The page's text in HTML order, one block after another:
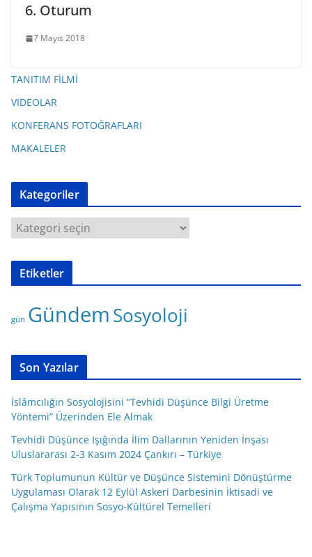
6. Oturum
7 Mayıs 2018
TANITIM FİLMİ
VIDEOLAR
KONFERANS FOTOĞRAFLARI
MAKALELER
Kategoriler
t
e
r
Etiketler
gün GündemSosyoloji
Son Yazılar
İslâmcılığın Sosyolojisini “Tevhidi Düşünce Bilgi Üretme
Yöntemi” Üzerinden Ele Almak
Tevhidi Düşünce Işığında İlim Dallarının Yeniden İnşası
Uluslararası 2-3 Kasım 2024 Çankırı – Türkiye
Türk Toplumunun Kültür ve Düşünce Sistemini Dönüştürme
Uygulaması Olarak 12 Eylül Askeri Darbesinin İktisadi ve
Çalışma Yapısının Sosyo-Kültürel Temelleri